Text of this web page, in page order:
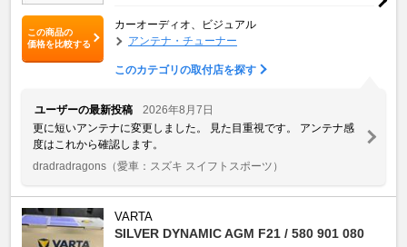
この商品の
価格を比較する
カーオーディオ、ビジュアル
アンテナ・チューナー
このカテゴリの取付店を探す
ユーザーの最新投稿
2026年8月7日
更に短いアンテナに変更しました。 見た目重視です。 アンテナ感
度はこれから確認します。
dradradragons （愛車：スズキ スイフトスポーツ）
VARTA
SILVER DYNAMIC AGM F21 / 580 901 080